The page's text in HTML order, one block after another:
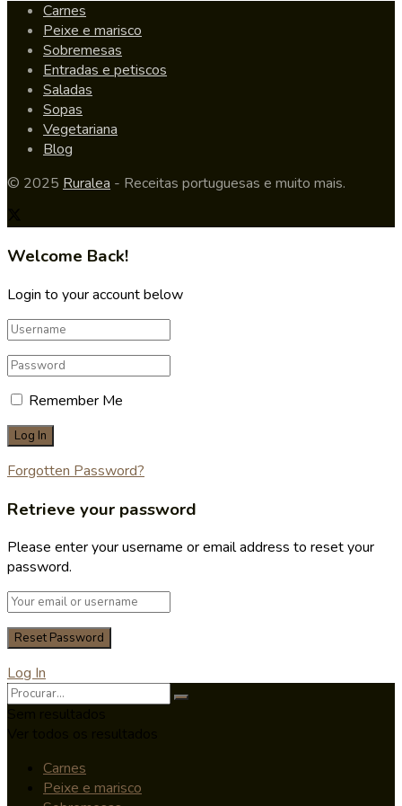
Carnes
Peixe e marisco
Sobremesas
Entradas e petiscos
Saladas
Sopas
Vegetariana
Blog
© 2025 Ruralea - Receitas portuguesas e muito mais.
Welcome Back!
Login to your account below
Remember Me
Forgotten Password?
Retrieve your password
Please enter your username or email address to reset your
password.
Log In
Carnes
Peixe e marisco